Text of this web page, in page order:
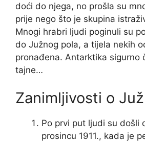
doći do njega, no prošla su
prije nego što je skupina
Mnogi hrabri ljudi poginuli su
do Južnog pola, a tijela nekih
pronađena. Antarktika sigurno
tajne…
Zanimljivosti o
Po prvi put ljudi su došli
prosincu 1911., kada je